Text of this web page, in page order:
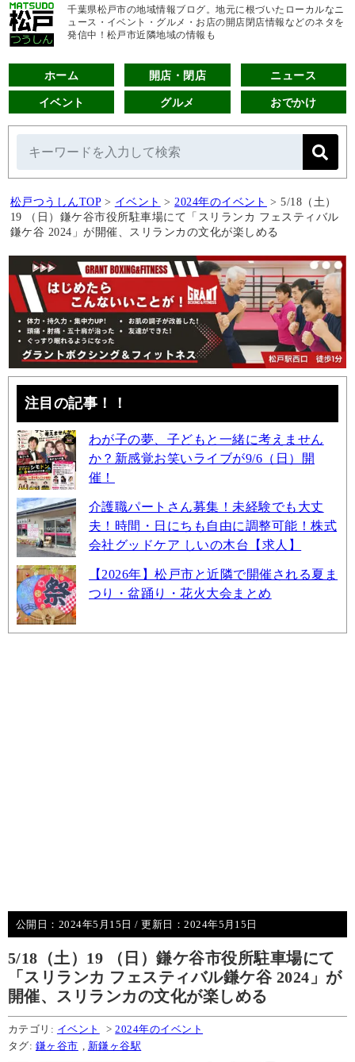
千葉県松戸市の地域情報ブログ。地元に根づいたローカルなニ
ュース・イベント・グルメ・お店の開店閉店情報などのネタを
発信中！松戸市近隣地域の情報も
ホーム 開店・閉店 ニュース
イベント グルメ おでかけ
松戸つうしんTOP > イベント > 2024年のイベント > 5/18（土）
19 （日）鎌ケ谷市役所駐車場にて「スリランカ フェスティバル
鎌ケ谷 2024」が開催、スリランカの文化が楽しめる
注目の記事！！
わが子の夢、子どもと一緒に考えません
か？新感覚お笑いライブが9/6（日）開
催！
介護職パートさん募集！未経験でも大丈
夫！時間・日にちも自由に調整可能！株式
会社グッドケア しいの木台【求人】
【2026年】松戸市と近隣で開催される夏ま
つり・盆踊り・花火大会まとめ
公開日： 2024年5月15日 / 更新日：2024年5月15日
5/18（土）19 （日）鎌ケ谷市役所駐車場にて
「スリランカ フェスティバル鎌ケ谷 2024」が
開催、スリランカの文化が楽しめる
カテゴリ: イベント >2024年のイベント
タグ: 鎌ヶ谷市 新鎌ヶ谷駅